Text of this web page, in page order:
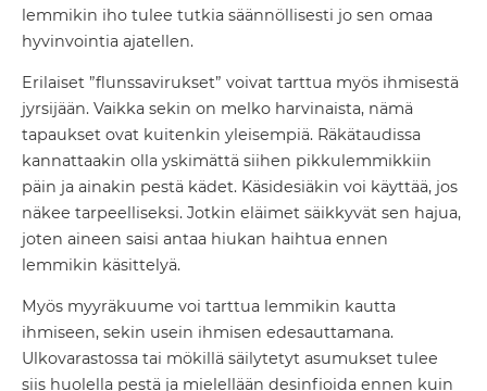
lemmikin iho tulee tutkia säännöllisesti jo sen omaa
hyvinvointia ajatellen.
Erilaiset ”flunssavirukset” voivat tarttua myös ihmisestä
jyrsijään. Vaikka sekin on melko harvinaista, nämä
tapaukset ovat kuitenkin yleisempiä. Räkätaudissa
kannattaakin olla yskimättä siihen pikkulemmikkiin
päin ja ainakin pestä kädet. Käsidesiäkin voi käyttää, jos
näkee tarpeelliseksi. Jotkin eläimet säikkyvät sen hajua,
joten aineen saisi antaa hiukan haihtua ennen
lemmikin käsittelyä.
Myös myyräkuume voi tarttua lemmikin kautta
ihmiseen, sekin usein ihmisen edesauttamana.
Ulkovarastossa tai mökillä säilytetyt asumukset tulee
siis huolella pestä ja mielellään desinfioida ennen kuin